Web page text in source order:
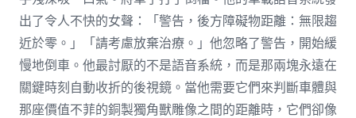
出了令人不快的女聲：「警告，後方障礙物距離：無限趨
近於零。」「請考慮放棄治療。」他忽略了警告，開始緩
慢地倒車。他最討厭的不是語音系統，而是那兩塊永遠在
關鍵時刻自動收折的後視鏡。當他需要它們來判斷車體與
那座價值不菲的銅製獨角獸雕像之間的距離時，它們卻像